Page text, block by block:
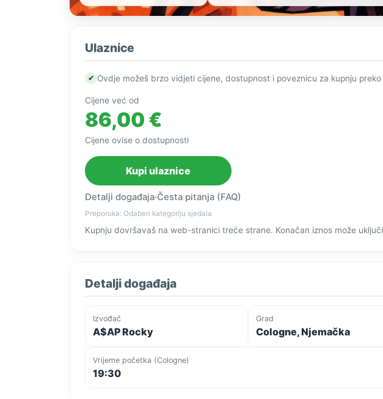
Ulaznice
✔ Ovdje možeš brzo vidjeti cijene, dostupnost i poveznicu za kupnju
Cijene već od
86,00 €
Cijene ovise o dostupnosti
Kupi ulaznice
Detalji događaja·Česta pitanja (FAQ)
Preporuka: Odaberi kategoriju sjedala
Kupnju dovršavaš na web-stranici treće strane. Konačan iznos može
Detalji događaja
Izvođač
A$AP Rocky
Grad
Cologne, Njemačka
Vrijeme početka (Cologne)
19:30